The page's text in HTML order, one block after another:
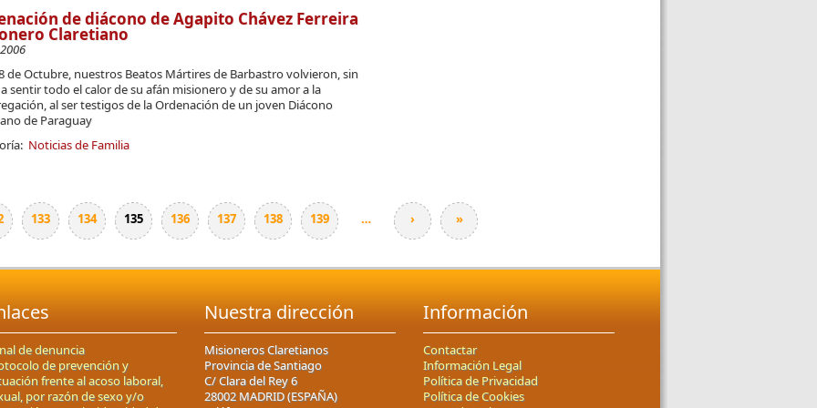
de diácono de Agapito Chávez Ferreira
Claretiano
de Octubre, nuestros Beatos Mártires de Barbastro volvieron, sin
sentir todo el calor de su afán misionero y de su amor a la
al ser testigos de la Ordenación de un joven Diácono
de Paraguay
Noticias de Familia
133 134 135 136 137 138 139 … › »
de denuncia
de prevención y
frente al acoso laboral,
por razón de sexo y/o
Nuestra dirección
Misioneros Claretianos
Provincia de Santiago
C/ Clara del Rey 6
28002 MADRID (ESPAÑA)
Información
Contactar
Información Legal
Política de Privacidad
Política de Cookies